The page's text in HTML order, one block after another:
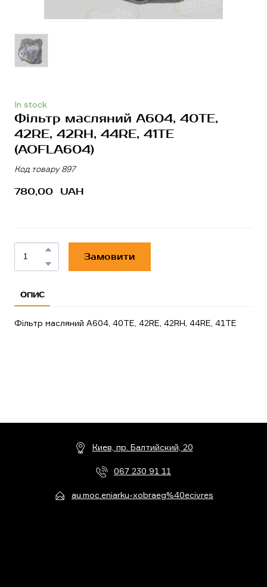
In stock
Фільтр масляний A604, 40TE,
42RE, 42RH, 44RE, 41TE
(AOFLA604)
Код товару 897
780,00  UAH
Замовити
ОПИС
Фільтр масляний A604, 40TE, 42RE, 42RH, 44RE, 41TE
Киев, пр. Балтийский, 20
067 230 91 11
au.moc.eniarku-xobraeg%40ecivres